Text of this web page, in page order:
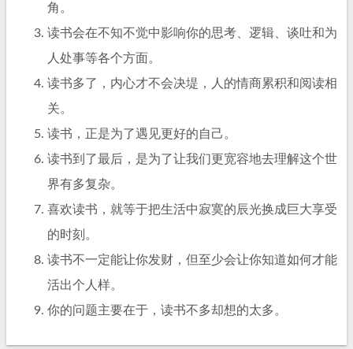
角。
读书会在不知不觉中影响你的思考、逻辑、谈吐和为
人处事等各个方面。
读书多了，内心才不会决堤，人的情商累积和阅读相
关。
读书，正是为了遇见更好的自己。
读书到了最后，是为了让我们更宽容地去理解这个世
界有多复杂。
喜欢读书，就等于把生活中寂寞的辰光换成巨大享受
的时刻。
读书不一定能让你发财，但至少会让你知道如何才能
活出个人样。
你的问题主要在于，读书不多却想的太多。